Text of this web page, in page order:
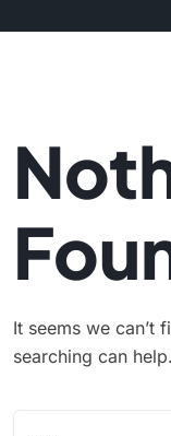
It seems we can’t
searching can help.